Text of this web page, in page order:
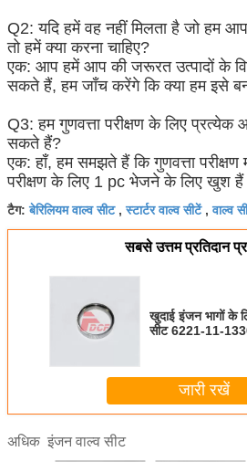
Q2: यदि हमें वह नहीं मिलता है जो हम
तो हमें क्या करना चाहिए?
एक: आप हमें आप की जरूरत उत्पादों के
सकते हैं, हम जाँच करेंगे कि क्या हम इसे
Q3: हम गुणवत्ता परीक्षण के लिए
सकते हैं?
एक: हाँ, हम समझते हैं कि गुणवत्ता परीक्षण
परीक्षण के लिए 1 pc भेजने के लिए खुश
टैग:बेरिलियम वाल्व सीट,स्टार्टर वाल्व सीटें,वाल्व
सबसे उत्तम प्रतिदान
खुदाई इंजन भागों के
सीट 6221-11-
जारी रखें
अधिक इंजन वाल्व सीट